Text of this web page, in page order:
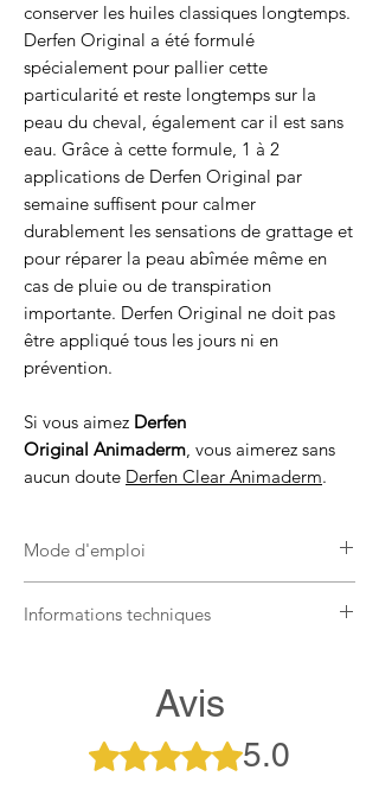
conserver les huiles classiques longtemps.
Derfen Original a été formulé
spécialement pour pallier cette
particularité et reste longtemps sur la
peau du cheval, également car il est sans
eau. Grâce à cette formule, 1 à 2
applications de Derfen Original par
semaine suffisent pour calmer
durablement les sensations de grattage et
pour réparer la peau abîmée même en
cas de pluie ou de transpiration
importante. Derfen Original ne doit pas
être appliqué tous les jours ni en
prévention.
Si vous aimez Derfen
Original Animaderm, vous aimerez sans
aucun doute Derfen Clear Animaderm.
Mode d'emploi
une brosse douce
Appliquer le produit entre les crins puis
Informations techniques
tachant et à l’odeur puissante et tenace.
Chaque peau étant différente, le
renouvellement de l'application peut
Avis
Noté 5 sur 5. 5.0